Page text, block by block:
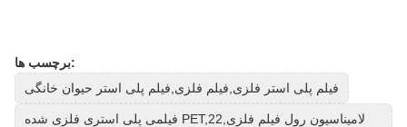
برچسب ها:
فیلم پلی استر فلزی,فیلم فلزی,فیلم پلی استر حیوان خانگی
فیلمی پلی استری فلزی شده PET,لامیناسیون رول فیلم فلزی,22